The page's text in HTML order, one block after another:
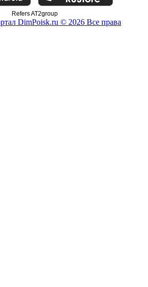
Refers AT2group
DimPoisk.ru © 2026 Все права